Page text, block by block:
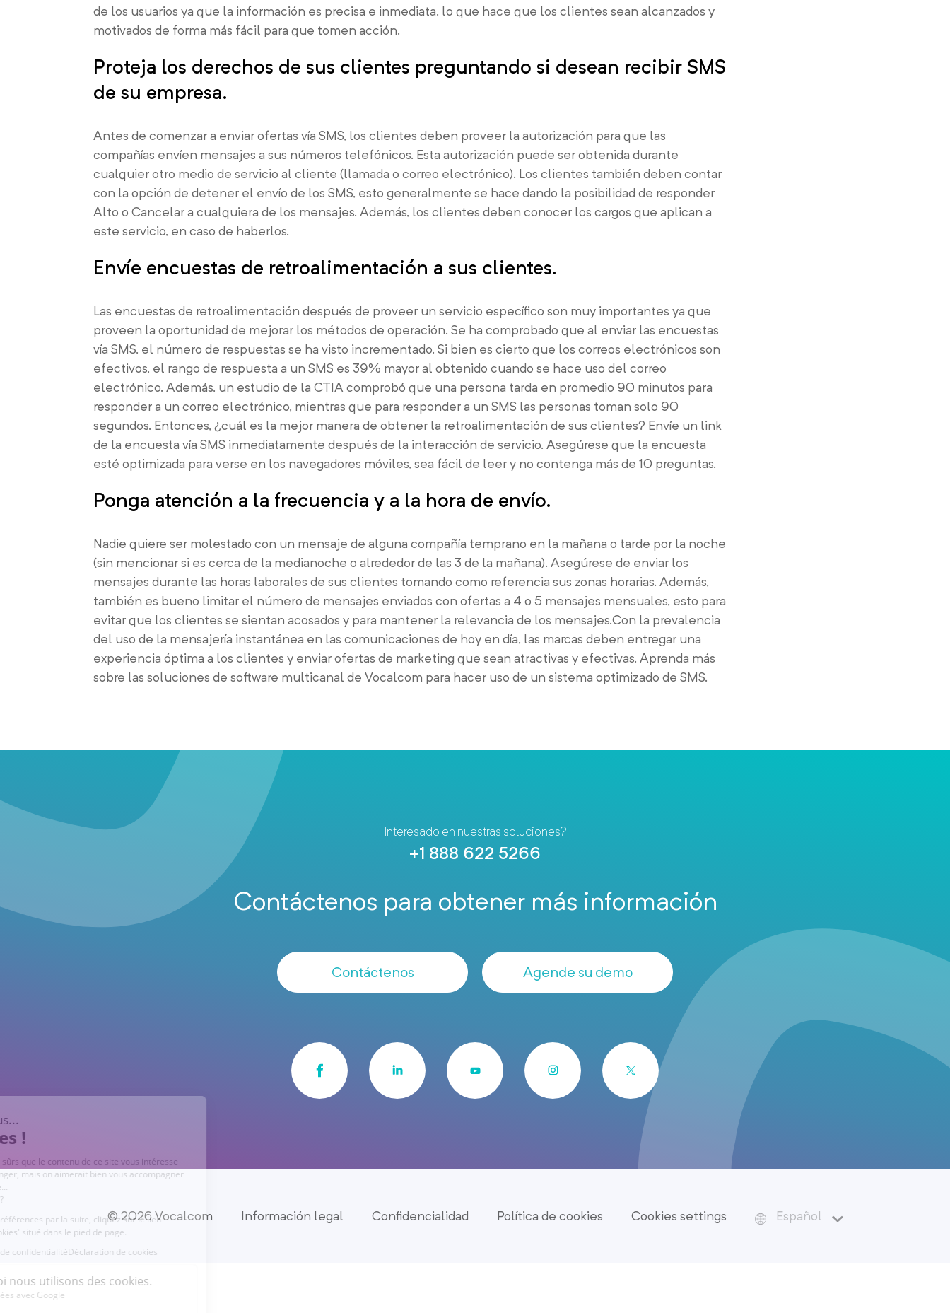
de los usuarios ya que la información es precisa e inmediata, lo que hace que los clientes sean alcanzados y
motivados de forma más fácil para que tomen acción.
Proteja los derechos de sus clientes preguntando si desean recibir SMS
de su empresa.
Antes de comenzar a enviar ofertas vía SMS, los clientes deben proveer la autorización para que las
compañías envíen mensajes a sus números telefónicos. Esta autorización puede ser obtenida durante
cualquier otro medio de servicio al cliente (llamada o correo electrónico). Los clientes también deben contar
con la opción de detener el envío de los SMS, esto generalmente se hace dando la posibilidad de responder
Alto o Cancelar a cualquiera de los mensajes. Además, los clientes deben conocer los cargos que aplican a
este servicio, en caso de haberlos.
Envíe encuestas de retroalimentación a sus clientes.
Las encuestas de retroalimentación después de proveer un servicio específico son muy importantes ya que
proveen la oportunidad de mejorar los métodos de operación. Se ha comprobado que al enviar las encuestas
vía SMS, el número de respuestas se ha visto incrementado. Si bien es cierto que los correos electrónicos son
efectivos, el rango de respuesta a un SMS es 39% mayor al obtenido cuando se hace uso del correo
electrónico. Además, un estudio de la CTIA comprobó que una persona tarda en promedio 90 minutos para
responder a un correo electrónico, mientras que para responder a un SMS las personas toman solo 90
segundos. Entonces, ¿cuál es la mejor manera de obtener la retroalimentación de sus clientes? Envíe un link
de la encuesta vía SMS inmediatamente después de la interacción de servicio. Asegúrese que la encuesta
esté optimizada para verse en los navegadores móviles, sea fácil de leer y no contenga más de 10 preguntas.
Ponga atención a la frecuencia y a la hora de envío.
Nadie quiere ser molestado con un mensaje de alguna compañía temprano en la mañana o tarde por la noche
(sin mencionar si es cerca de la medianoche o alrededor de las 3 de la mañana). Asegúrese de enviar los
mensajes durante las horas laborales de sus clientes tomando como referencia sus zonas horarias. Además,
también es bueno limitar el número de mensajes enviados con ofertas a 4 o 5 mensajes mensuales, esto para
evitar que los clientes se sientan acosados y para mantener la relevancia de los mensajes.Con la prevalencia
del uso de la mensajería instantánea en las comunicaciones de hoy en día, las marcas deben entregar una
experiencia óptima a los clientes y enviar ofertas de marketing que sean atractivas y efectivas. Aprenda más
sobre las soluciones de software multicanal de Vocalcom para hacer uso de un sistema optimizado de SMS.
Interesado en nuestras soluciones?
+1 888 622 5266
Contáctenos para obtener más información
Contáctenos Agende su demo
© 2026 Vocalcom Información legal Confidencialidad Política de cookies Cookies settings Español